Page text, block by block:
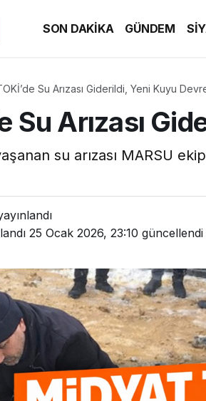
SON DAKİKA GÜNDEM
Su Arızası Giderildi, Yeni Kuyu
Su Arızası
su arızası MARSU
25 Ocak 2026, 23:10 güncellendi